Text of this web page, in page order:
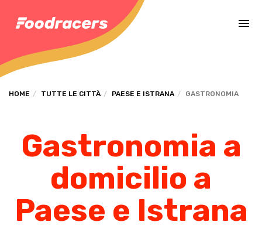
HOME TUTTE LE CITTÀ PAESE E ISTRANA GASTRONOMIA
Gastronomia a
domicilio a
Paese e Istrana